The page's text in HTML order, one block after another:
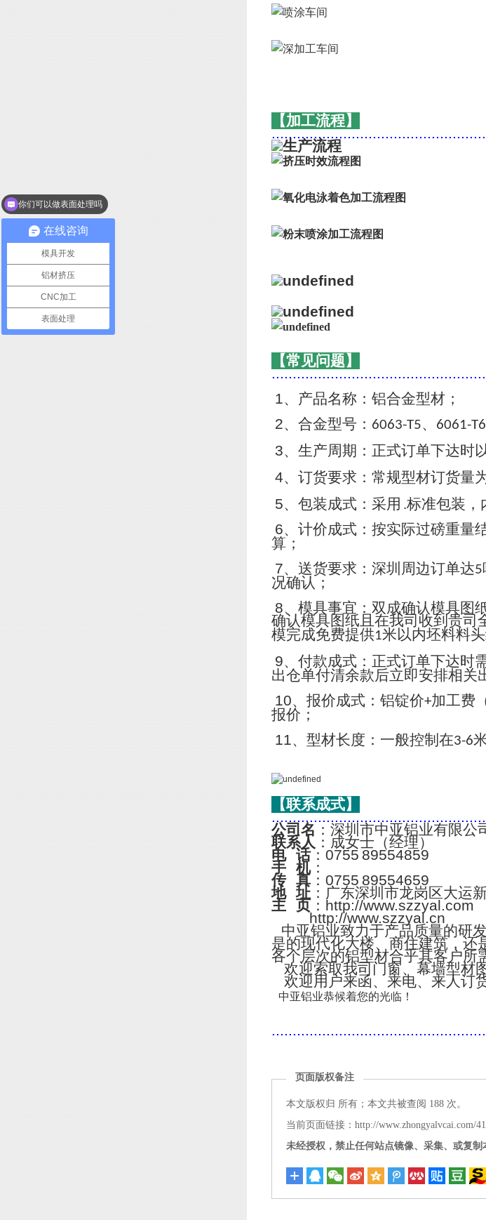
【加工流程】
【常见问题】
1、产品名称：铝合金型材；
2、合金型号： 6063-T5、 6061-T6
3、生产周期：正式订单下达时
4、订货要求：常规型材订货量
5、包装成式：采用 .标准包装
6、计价成式：按实际过磅重量
算；
7、送货要求：深圳周边订单达5
况确认；
8、模具事宜：双成确认模具图
确认模具图纸且在我司收到贵司
模完成免费提供1米以内坯料料
9、付款成式：正式订单下达时
出仓单付清余款后立即安排相关
10、报价成式：铝锭价+加工费
报价；
11、型材长度：一般控制在3-6
【联系成式】
公司名 ：深圳市中亚铝业有限公
联系人 ：成女士（经理）
电 话：0755 89554859
手 机：
传 真：0755 89554659
地 址：广东深圳市龙岗区大运
主 页：http://www.szzyal.com
http://www.szzyal.cn
中亚铝业致力于产品质量的研
是的现代化大楼、商住建筑，还
各个层次的铝型材合乎其客户所
欢迎索取我司门窗、幕墙型材
欢迎用户来函、来电、来人订
中亚铝业恭候着您的光临！
页面版权备注
本文版权归 所有；本文共被查阅 188 次。
当前页面链接：http://www.zhongyalvcai.com/
未经授权，禁止任何站点镜像、采集、或复
在线咨询
模具开发
铝材挤压
CNC加工
表面处理
你们可以做表面处理吗